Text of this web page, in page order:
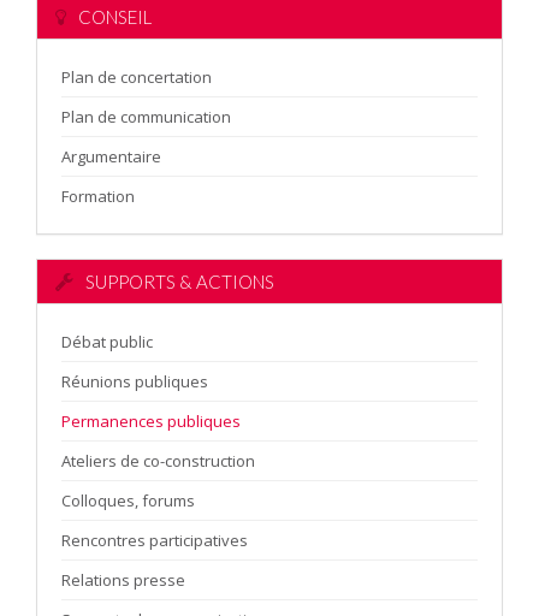
CONSEIL
Plan de concertation
Plan de communication
Argumentaire
Formation
SUPPORTS & ACTIONS
Débat public
Réunions publiques
Permanences publiques
Ateliers de co-construction
Colloques, forums
Rencontres participatives
Relations presse